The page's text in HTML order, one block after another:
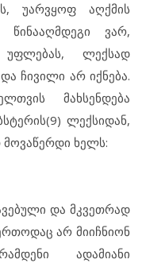
უარვყოფ აღქმის
ვარ,
ლექსად
ჩივილი არ იქნება.
მახსენდება
ლექსიდან,
ხელს:
და მკვეთრად
არ მიიჩნიონ
ადამიანი